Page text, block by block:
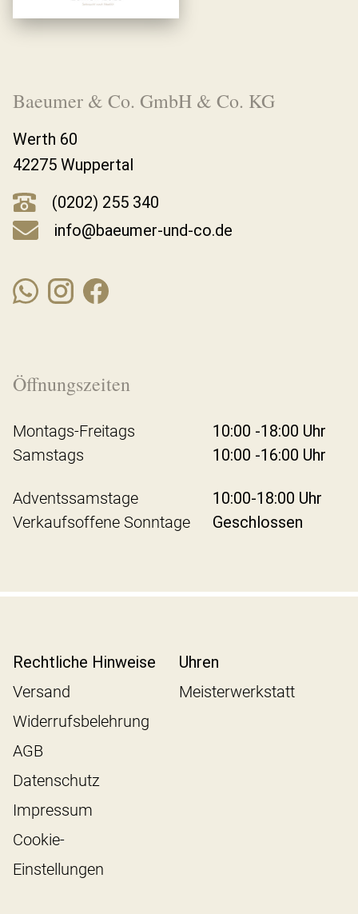
Baeumer & Co. GmbH & Co. KG
Werth 60
42275 Wuppertal
(0202) 255 340
info@baeumer-und-co.de
Öffnungszeiten
Montags-Freitags
10:00 -18:00 Uhr
Samstags
10:00 -16:00 Uhr
Adventssamstage
10:00-18:00 Uhr
Verkaufsoffene Sonntage
Geschlossen
Rechtliche Hinweise
Versand
Widerrufsbelehrung
AGB
Datenschutz
Impressum
Cookie-
Einstellungen
Uhren
Meisterwerkstatt